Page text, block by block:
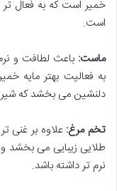
خمیر است که به فعال
است.
ماست: باعث لطافت و
به فعالیت بهتر مایه
دلنشین می بخشد که
تخم مرغ: علاوه بر غنی
طلایی زیبایی می بخشد
نرم تر داشته باشد.